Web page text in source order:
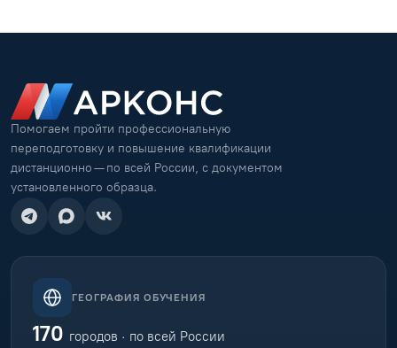
Помогаем пройти профессиональную
переподготовку и повышение квалификации
дистанционно — по всей России, с документом
установленного образца.
ГЕОГРАФИЯ ОБУЧЕНИЯ
170 городов · по всей России